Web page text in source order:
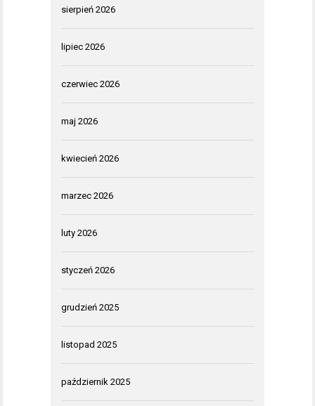
sierpień 2026
lipiec 2026
czerwiec 2026
maj 2026
kwiecień 2026
marzec 2026
luty 2026
styczeń 2026
grudzień 2025
listopad 2025
październik 2025